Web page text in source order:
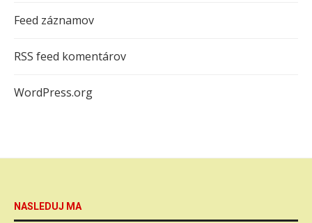
Feed záznamov
RSS feed komentárov
WordPress.org
NASLEDUJ MA